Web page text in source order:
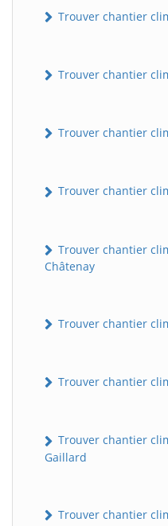
Trouver chantier
Trouver chantier
Trouver chantier
Trouver chantier
Trouver chantier
Châtenay
Trouver chantier
Trouver chantier
Trouver chantier
Gaillard
Trouver chantier